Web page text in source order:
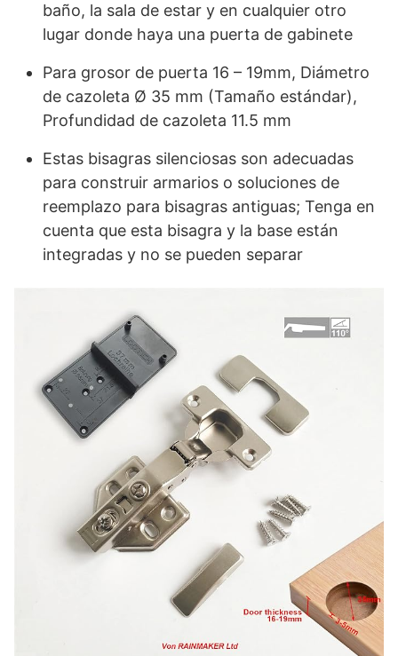
baño, la sala de estar y en cualquier otro
lugar donde haya una puerta de gabinete
Para grosor de puerta 16 – 19mm, Diámetro
de cazoleta Ø 35 mm (Tamaño estándar),
Profundidad de cazoleta 11.5 mm
Estas bisagras silenciosas son adecuadas
para construir armarios o soluciones de
reemplazo para bisagras antiguas; Tenga en
cuenta que esta bisagra y la base están
integradas y no se pueden separar